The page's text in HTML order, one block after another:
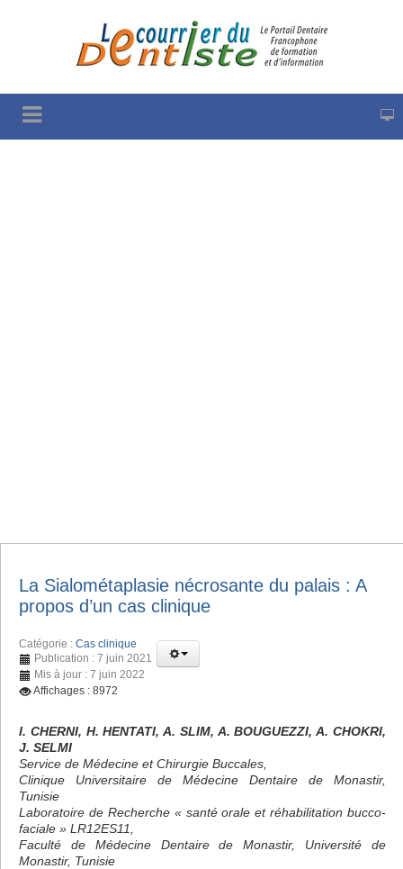
La Sialométaplasie nécrosante du palais : A
propos d’un cas clinique
Catégorie : Cas clinique
Publication : 7 juin 2021
Mis à jour : 7 juin 2022
Affichages : 8972
I. CHERNI, H. HENTATI, A. SLIM, A. BOUGUEZZI, A. CHOKRI,
J. SELMI
Service de Médecine et Chirurgie Buccales,
Clinique Universitaire de Médecine Dentaire de Monastir,
Tunisie
Laboratoire de Recherche « santé orale et réhabilitation bucco-
faciale » LR12ES11,
Faculté de Médecine Dentaire de Monastir, Université de
Monastir, Tunisie